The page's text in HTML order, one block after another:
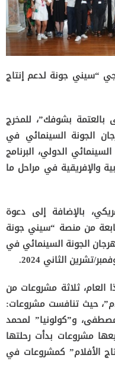
“سيني جونة لدعم إنتاج
بالعتمة بشوفك”، للمخرج
الجونة السينمائي في
الدولي، البرنامج
والإفريقية في مراحل ما
بالإضافة إلى دعوة
من منصة “سيني جونة
الجونة السينمائي في
ثلاثة مشروعات من
حيث تنافست مشروعات:
و”كولونيا” لمحمد
مشروعات بدأت رحلتها
الأفلام” كمشروعات في